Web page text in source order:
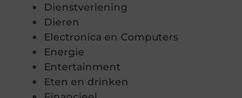
Dienstverlening
Dieren
Electronica en Computers
Energie
Entertainment
Eten en drinken